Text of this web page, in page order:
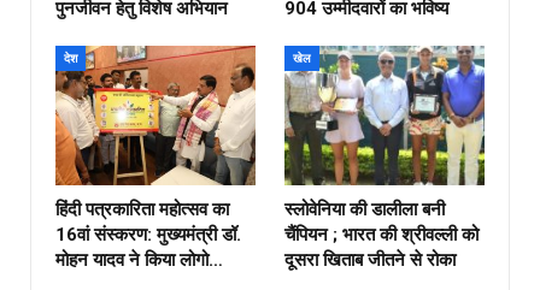
पुनर्जीवन हेतु विशेष अभियान 904 उम्मीदवारों का भविष्य
देश
हिंदी पत्रकारिता महोत्सव का
16वां संस्करण: मुख्यमंत्री डॉ.
मोहन यादव ने किया लोगो…
खेल
स्लोवेनिया की डालीला बनी
चैंपियन ; भारत की श्रीवल्ली को
दूसरा खिताब जीतने से रोका